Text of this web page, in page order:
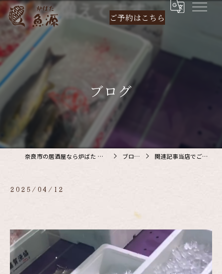
ご予約はこちら
ブログ
奈良市の居酒屋なら炉ばた 魚源 ブログ 関連記事当店でご利…
2025/04/12